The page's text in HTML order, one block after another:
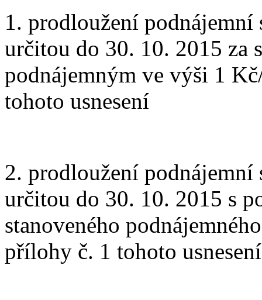
1. prodloužení
určitou do 30. 10. 2015 za
podnájemným ve výši 1
tohoto usnesení
2. prodloužení
určitou do 30. 10. 2015 s
stanoveného
přílohy č. 1 tohoto usnesení